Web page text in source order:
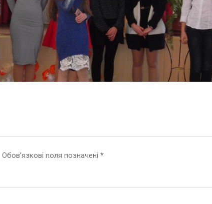
Обов’язкові поля позначені *